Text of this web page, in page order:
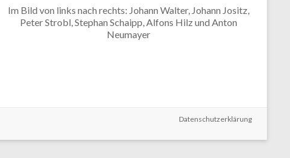
Im Bild von links nach rechts: Johann Walter, Johann Jositz,
Peter Strobl, Stephan Schaipp, Alfons Hilz und Anton
Neumayer
Datenschutzerklärung